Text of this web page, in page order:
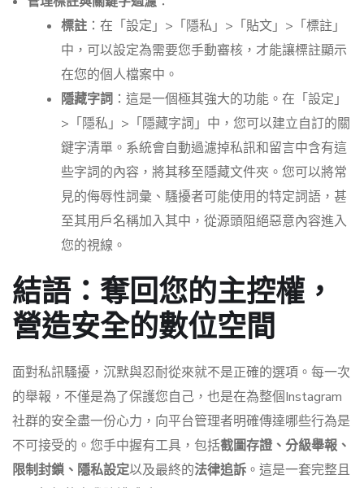
標註 ：在「設定」>「隱私」>「貼文」>「標註」
中，可以設定為需要您手動審核，才能讓標註顯示
在您的個人檔案中。
隱藏字詞 ：這是一個極其強大的功能。在「設定」
>「隱私」>「隱藏字詞」中，您可以建立自訂的關
鍵字清單。系統會自動過濾掉私訊和留言中含有這
些字詞的內容，將其移至隱藏文件夾。您可以將常
見的侮辱性詞彙、騷擾者可能使用的特定詞語，甚
至其用戶名稱加入其中，從源頭阻絕惡意內容進入
您的視線。
結語：奪回您的主控權，
營造安全的數位空間
面對私訊騷擾，沉默與忍耐從來就不是正確的選項。每一次
的舉報，不僅是為了保護您自己，也是在為整個Instagram
社群的安全盡一份心力，向平台管理者明確傳達哪些行為是
不可接受的。您手中握有工具，包括截圖存證、分級舉報、
限制封鎖、隱私設定以及最終的法律追訴 。這是一套完整且